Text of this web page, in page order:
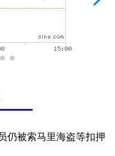
仍被索马里海盗等扣押